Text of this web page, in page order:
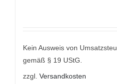
Kein Ausweis von
gemäß § 19 UStG.
zzgl. Versandkosten